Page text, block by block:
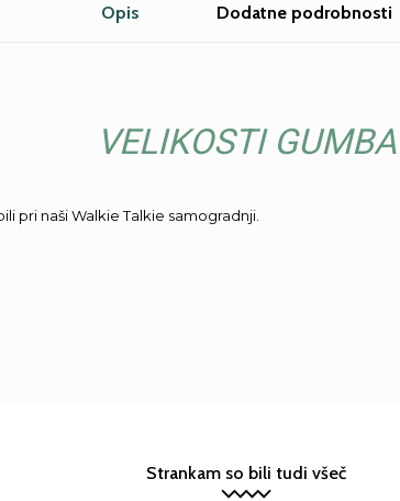
Opis Dodatne podrobnosti
VELIKOSTI GUMBA
pri naši Walkie Talkie samogradnji.
Strankam so bili tudi všeč